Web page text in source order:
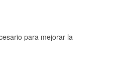
para mejorar la